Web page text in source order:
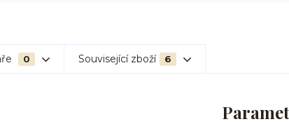
0 Související zboží 6